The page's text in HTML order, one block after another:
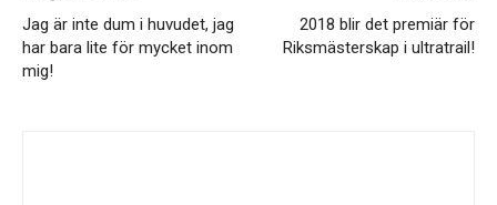
Jag är inte dum i huvudet, jag
har bara lite för mycket inom
mig!
2018 blir det premiär för
Riksmästerskap i ultratrail!